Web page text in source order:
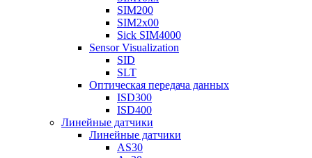
SIM200
SIM2x00
Sick SIM4000
Sensor Visualization
SID
SLT
Оптическая передача данных
ISD300
ISD400
Линейные датчики
Линейные датчики
AS30